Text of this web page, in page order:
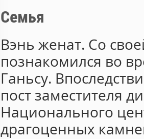
Семья
Вэнь женат. Со
познакомился во
Ганьсу.
пост заместителя
Национального
драгоценных